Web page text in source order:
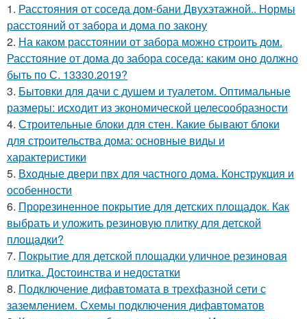
1. Расстояния от соседа дом-бани Двухэтажной.. Нормы
расстояний от забора и дома по закону
2. На каком расстоянии от забора можно строить дом.
Расстояние от дома до забора соседа: каким оно должно
быть по С. 13330.2019?
3. Бытовки для дачи с душем и туалетом. Оптимальные
размеры: исходит из экономической целесообразности
4. Строительные блоки для стен. Какие бывают блоки
для строительства дома: основные виды и
характеристики
5. Входные двери пвх для частного дома. Конструкция и
особенности
6. Прорезиненное покрытие для детских площадок. Как
выбрать и уложить резиновую плитку для детской
площадки?
7. Покрытие для детской площадки уличное резиновая
плитка. Достоинства и недостатки
8. Подключение дифавтомата в трехфазной сети с
заземлением. Схемы подключения дифавтоматов